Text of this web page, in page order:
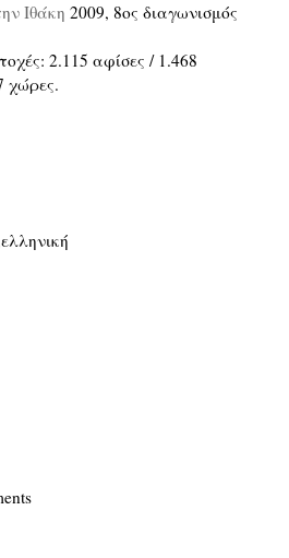
Ιθάκη 2009, 8ος διαγωνισμός
2.115 αφίσες / 1.468
χώρες.